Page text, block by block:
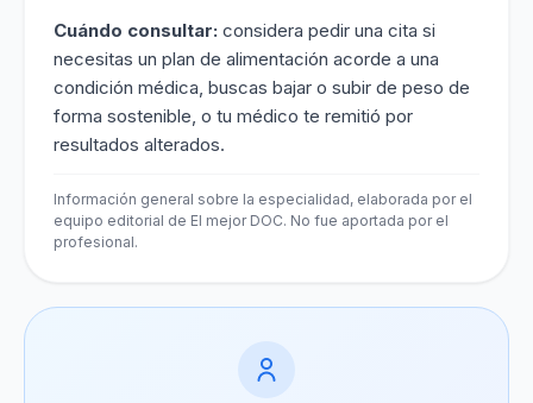
Cuándo consultar: considera pedir una cita si
necesitas un plan de alimentación acorde a una
condición médica, buscas bajar o subir de peso de
forma sostenible, o tu médico te remitió por
resultados alterados.
Información general sobre la especialidad, elaborada por el
equipo editorial de El mejor DOC. No fue aportada por el
profesional.